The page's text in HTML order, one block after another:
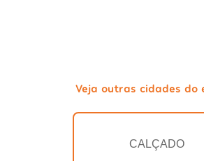
Veja outras cidades do
CALÇADO